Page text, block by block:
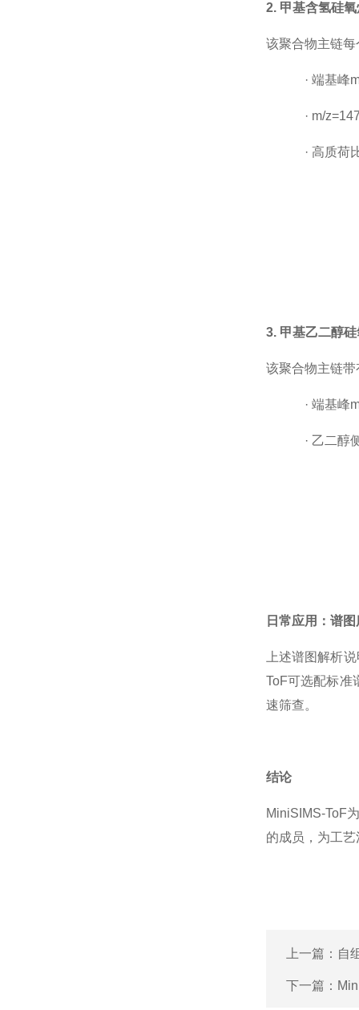
2. 甲基含氢硅氧
该聚合物主链
· 端基峰
· m/
· 高质荷
3. 甲基乙二醇硅
该聚合物主链
· 端基峰
· 乙二醇
日常应用：谱
上述谱图解析
ToF可选配标准
速筛查。
结论
MiniSIMS-ToF
的成员，为工
上一篇： 自
下一篇：